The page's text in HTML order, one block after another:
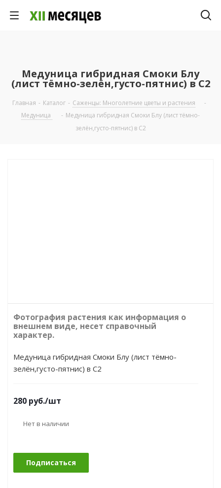
Медуница гибридная Смоки Блу
(лист тёмно-зелён,густо-пятнис) в С2
Главная - Каталог - Саженцы: Многолетние цветы и растения
-
Медуница
- Медуница гибридная Смоки Блу (лист тёмно-
зелён,густо-пятнис) в С2
Фотография растения как информация о
внешнем виде, несет справочный
характер.
Медуница гибридная Смоки Блу (лист тёмно-
зелён,густо-пятнис) в С2
280 руб./шт
Нет в наличии
Подписаться